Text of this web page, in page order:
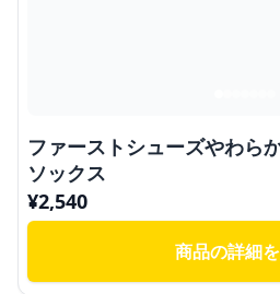
ファーストシューズやわら
ソックス
¥2,540
商品の詳細